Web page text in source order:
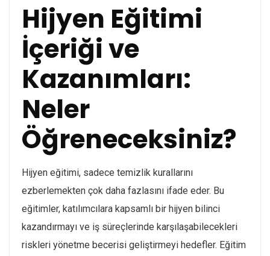
Hijyen Eğitimi
İçeriği ve
Kazanımları:
Neler
Öğreneceksiniz?
Hijyen eğitimi, sadece temizlik kurallarını
ezberlemekten çok daha fazlasını ifade eder. Bu
eğitimler, katılımcılara kapsamlı bir hijyen bilinci
kazandırmayı ve iş süreçlerinde karşılaşabilecekleri
riskleri yönetme becerisi geliştirmeyi hedefler. Eğitim